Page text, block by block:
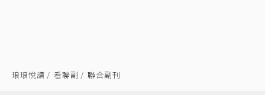
琅琅悅讀 看聯副 聯合副刊